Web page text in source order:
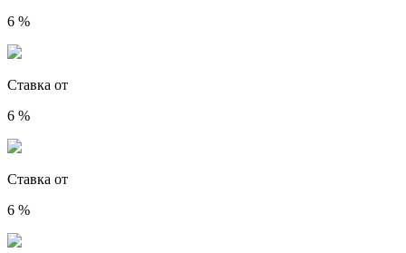
6 %
Ставка от
6 %
Ставка от
6 %